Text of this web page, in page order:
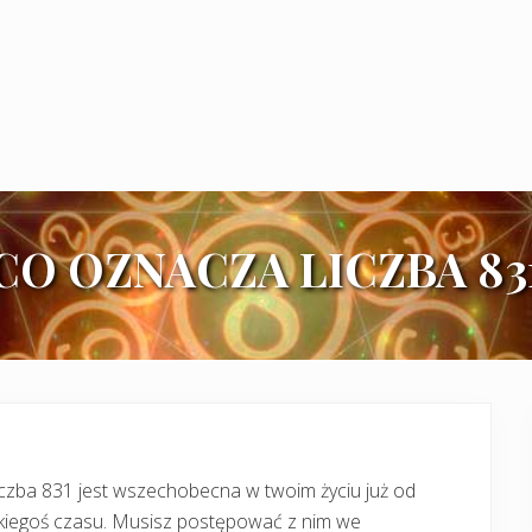
OZNACZA LICZBA
831 jest wszechobecna w twoim życiu już od
czasu. Musisz postępować z nim we